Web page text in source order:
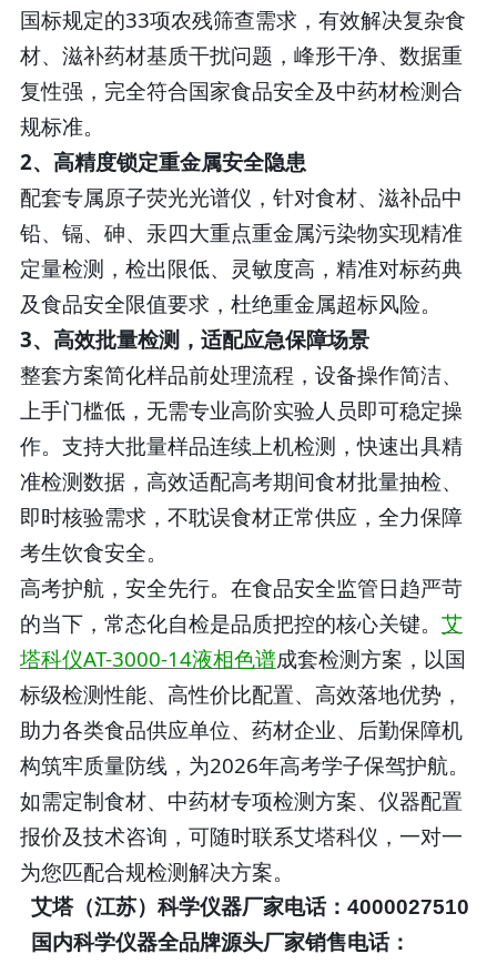
国标规定的33项农残筛查需求，有效解决复杂食
材、滋补药材基质干扰问题，峰形干净、数据重
复性强，完全符合国家食品安全及中药材检测合
规标准。
2、高精度锁定重金属安全隐患
配套专属原子荧光光谱仪，针对食材、滋补品中
铅、镉、砷、汞四大重点重金属污染物实现精准
定量检测，检出限低、灵敏度高，精准对标药典
及食品安全限值要求，杜绝重金属超标风险。
3、高效批量检测，适配应急保障场景
整套方案简化样品前处理流程，设备操作简洁、
上手门槛低，无需专业高阶实验人员即可稳定操
作。支持大批量样品连续上机检测，快速出具精
准检测数据，高效适配高考期间食材批量抽检、
即时核验需求，不耽误食材正常供应，全力保障
考生饮食安全。
高考护航，安全先行。在食品安全监管日趋严苛
的当下，常态化自检是品质把控的核心关键。 艾
塔科仪AT-3000-14液相色谱成套检测方案，以国
标级检测性能、高性价比配置、高效落地优势，
助力各类食品供应单位、药材企业、后勤保障机
构筑牢质量防线，为2026年高考学子保驾护航。
如需定制食材、中药材专项检测方案、仪器配置
报价及技术咨询，可随时联系艾塔科仪，一对一
为您匹配合规检测解决方案。
艾塔（江苏）科学仪器厂家电话：4000027510
国内科学仪器全品牌源头厂家销售电话：